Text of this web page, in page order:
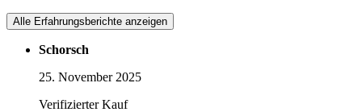
Alle Erfahrungsberichte anzeigen
Schorsch
25. November 2025
Verifizierter Kauf